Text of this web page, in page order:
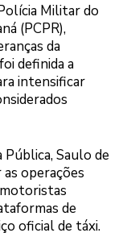
Militar do
(PCPR),
da
definida a
intensificar
Saulo de
operações
de
oficial de táxi.